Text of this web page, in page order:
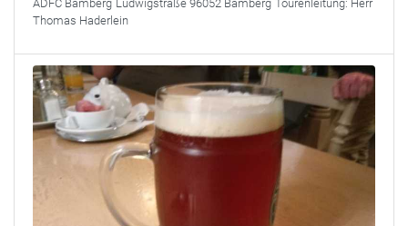
ADFC Bamberg Ludwigstraße 96052 Bamberg Tourenleitung: Herr
Thomas Haderlein